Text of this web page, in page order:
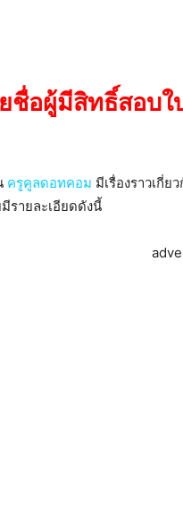
ชื่อผู้มีสิทธิ์สอบ
ครูคูลดอทคอม มีเรื่องราวเกี่
รายละเอียดดังนี้